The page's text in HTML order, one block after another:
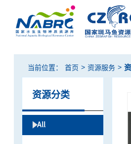
当前位置： 首页 > 资源服务 >
资源分类
All